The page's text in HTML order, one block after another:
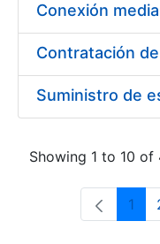
Showing 1 to 10 of
1